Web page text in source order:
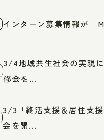
インターン募集情報が「
3/4地域共生社会の実現
修会を...
3/3「終活支援＆居住支
会を開...